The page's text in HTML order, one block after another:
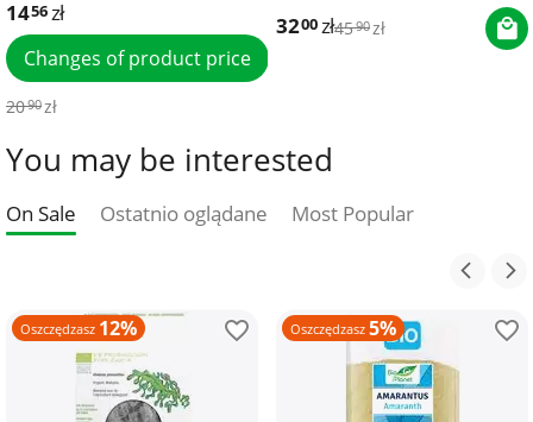
1456zł
Changes of product price
2090zł
3200zł4590zł
You may be interested
On Sale Ostatnio oglądane Most Popular
Oszczędzasz 12% Oszczędzasz 5%